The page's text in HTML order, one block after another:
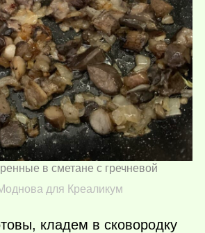
в сметане с гречневой
для Креаликум
кладем в сковородку